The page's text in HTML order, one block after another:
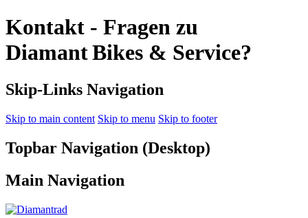
Kontakt - Fragen zu
Diamant Bikes & Service?
Skip-Links Navigation
Skip to main content Skip to menu Skip to footer
Topbar Navigation (Desktop)
Main Navigation